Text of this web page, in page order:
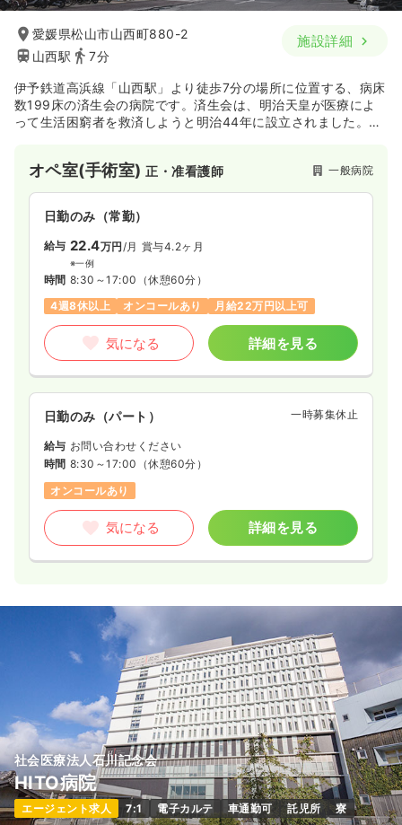
愛媛県松山市山西町880-2
山西駅
7分
施設詳細
伊予鉄道高浜線「山西駅」より徒歩7分の場所に位置する、病床
数199床の済生会の病院です。済生会は、明治天皇が医療によ
って生活困窮者を救済しようと明治44年に設立されました。
オペ室(手術室)正・准看護師 一般病院
日勤のみ（常勤）
給与 22.4万円/月 賞与4.2ヶ月
※一例
時間 8:30～17:00 （休憩60分）
4週8休以上
オンコールあり 月給22万円以上可
気になる 詳細を見る
日勤のみ（パート） 一時募集休止
給与 お問い合わせください
時間 8:30～17:00 （休憩60分）
オンコールあり
気になる 詳細を見る
社会医療法人石川記念会
HITO病院
エージェント求人 7:1 電子カルテ 車通勤可 託児所 寮